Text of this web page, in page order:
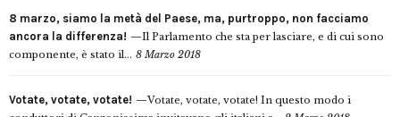
8 marzo, siamo la metà del Paese, ma, purtroppo, non facciamo
ancora la differenza!
Il Parlamento che sta per lasciare, e di cui sono
componente, è stato il... 8 Marzo 2018
Votate, votate, votate!
Votate, votate, votate! In questo modo i